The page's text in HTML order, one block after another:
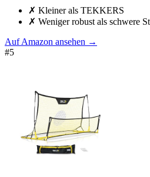
✗ Kleiner als TEKKERS
✗ Weniger robust als schwere
Auf Amazon ansehen →
#5